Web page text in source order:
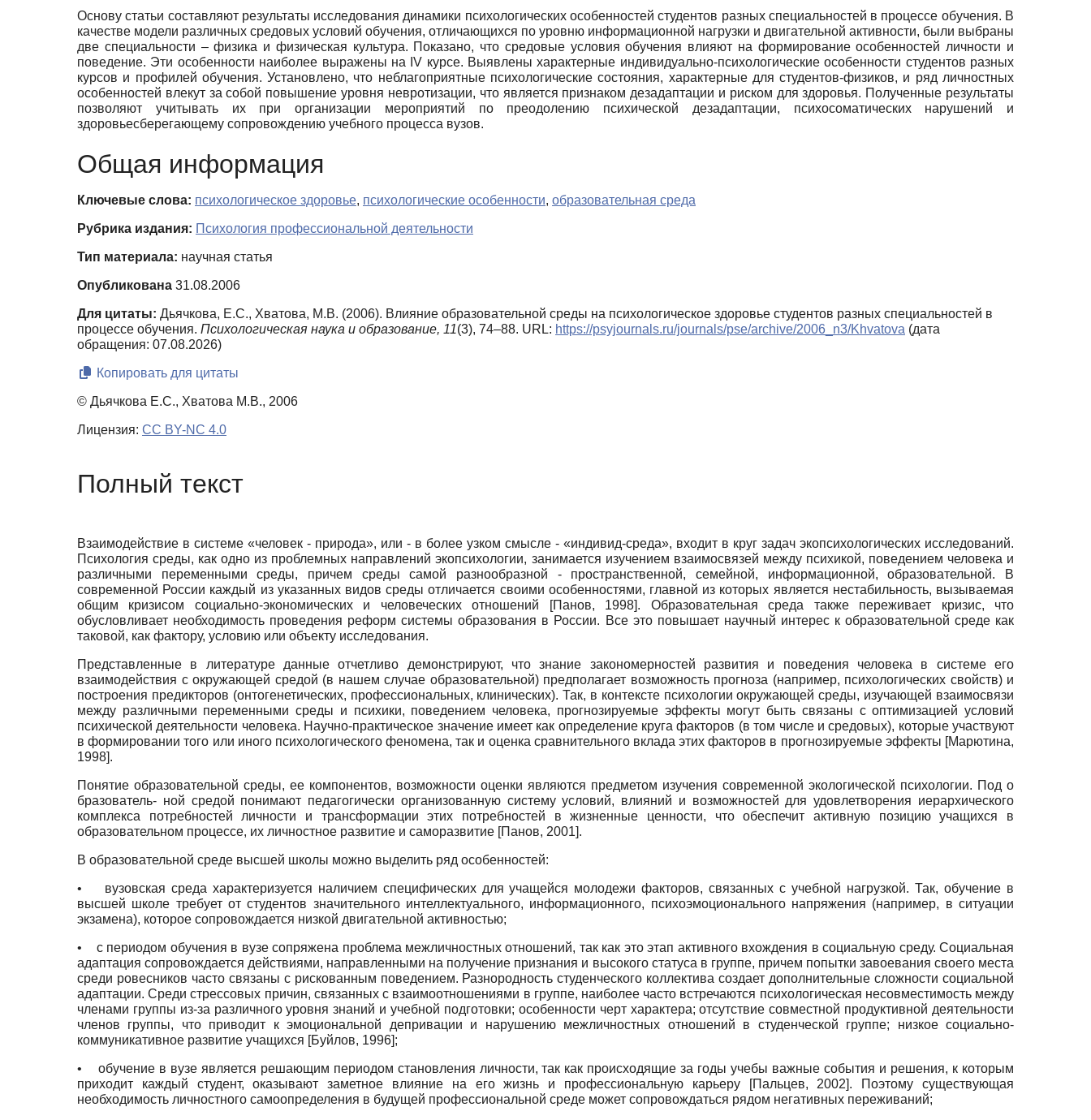
Основу статьи составляют результаты исследования динамики психологических особенностей студентов разных специальностей в процессе обучения. В
качестве модели различных средовых условий обучения, отличающихся по уровню информационной нагрузки и двигательной активности, были выбраны
две специальности – физика и физическая культура. Показано, что средовые условия обучения влияют на формирование особенностей личности и
поведение. Эти особенности наиболее выражены на IV курсе. Выявлены характерные индивидуально-психологические особенности студентов разных
курсов и профилей обучения. Установлено, что неблагоприятные психологические состояния, характерные для студентов-физиков, и ряд личностных
особенностей влекут за собой повышение уровня невротизации, что является признаком дезадаптации и риском для здоровья. Полученные результаты
позволяют учитывать их при организации мероприятий по преодолению психической дезадаптации, психосоматических нарушений и
здоровьесберегающему сопровождению учебного процесса вузов.
Общая информация
Ключевые слова: психологическое здоровье, психологические особенности, образовательная среда
Рубрика издания: Психология профессиональной деятельности
Тип материала: научная статья
Опубликована 31.08.2006
Для цитаты: Дьячкова, Е.С., Хватова, М.В. (2006). Влияние образовательной среды на психологическое здоровье студентов разных специальностей в
процессе обучения. Психологическая наука и образование, 11(3), 74–88. URL: https://psyjournals.ru/journals/pse/archive/2006_n3/Khvatova (дата
обращения: 07.08.2026)
Копировать для цитаты
© Дьячкова Е.С., Хватова М.В., 2006
Лицензия: CC BY-NC 4.0
Полный текст
Взаимодействие в системе «человек - природа», или - в более узком смысле - «индивид-среда», входит в круг задач экопсихологических исследований.
Психология среды, как одно из проблемных направлений экопсихологии, занимается изучением взаимосвязей между психикой, поведением человека и
различными переменными среды, причем среды самой разнообразной - пространственной, семейной, информационной, образовательной. В
современной России каждый из указанных видов среды отличается своими особенностями, главной из которых является нестабильность, вызываемая
общим кризисом социально-экономических и человеческих отношений
[Панов, 1998]. Образовательная среда также переживает кризис, что
обусловливает необходимость проведения реформ системы образования в России. Все это повышает научный интерес к образовательной среде как
таковой, как фактору, условию или объекту исследования.
Представленные в литературе данные отчетливо демонстрируют, что знание закономерностей развития и поведения человека в системе его
взаимодействия с окружающей средой (в нашем случае образовательной) предполагает возможность прогноза (например, психологических свойств) и
построения предикторов (онтогенетических, профессиональных, клинических). Так, в контексте психологии окружающей среды, изучающей взаимосвязи
между различными переменными среды и психики, поведением человека, прогнозируемые эффекты могут быть связаны с оптимизацией условий
психической деятельности человека. Научно-практическое значение имеет как определение круга факторов (в том числе и средовых), которые участвуют
в формировании того или иного психологического феномена, так и оценка сравнительного вклада этих факторов в прогнозируемые эффекты [Марютина,
1998].
Понятие образовательной среды, ее компонентов, возможности оценки являются предметом изучения современной экологической психологии. Под о
бразователь- ной средой понимают педагогически организованную систему условий, влияний и возможностей для удовлетворения иерархического
комплекса потребностей личности и трансформации этих потребностей в жизненные ценности, что обеспечит активную позицию учащихся в
образовательном процессе, их личностное развитие и саморазвитие [Панов, 2001].
В образовательной среде высшей школы можно выделить ряд особенностей:
• вузовская среда характеризуется наличием специфических для учащейся молодежи факторов, связанных с учебной нагрузкой. Так, обучение в
высшей школе требует от студентов значительного интеллектуального, информационного, психоэмоционального напряжения (например, в ситуации
экзамена), которое сопровождается низкой двигательной активностью;
• с периодом обучения в вузе сопряжена проблема межличностных отношений, так как это этап активного вхождения в социальную среду. Социальная
адаптация сопровождается действиями, направленными на получение признания и высокого статуса в группе, причем попытки завоевания своего места
среди ровесников часто связаны с рискованным поведением. Разнородность студенческого коллектива создает дополнительные сложности социальной
адаптации. Среди стрессовых причин, связанных с взаимоотношениями в группе, наиболее часто встречаются психологическая несовместимость между
членами группы из-за различного уровня знаний и учебной подготовки; особенности черт характера; отсутствие совместной продуктивной деятельности
членов группы, что приводит к эмоциональной депривации и нарушению межличностных отношений в студенческой группе; низкое социально­
коммуникативное развитие учащихся [Буйлов, 1996];
• обучение в вузе является решающим периодом становления личности, так как происходящие за годы учебы важные события и решения, к которым
приходит каждый студент, оказывают заметное влияние на его жизнь и профессиональную карьеру
[Пальцев, 2002]. Поэтому существующая
необходимость личностного самоопределения в будущей профессиональной среде может сопровождаться рядом негативных переживаний;